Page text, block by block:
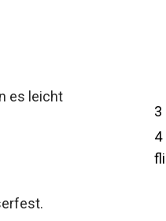
es leicht
3
4